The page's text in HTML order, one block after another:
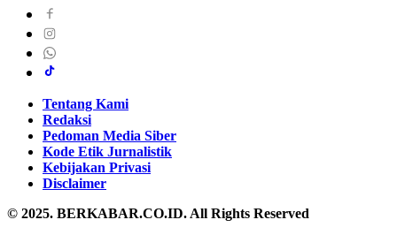
Tentang Kami
Redaksi
Pedoman Media Siber
Kode Etik Jurnalistik
Kebijakan Privasi
Disclaimer
© 2025. BERKABAR.CO.ID. All Rights Reserved